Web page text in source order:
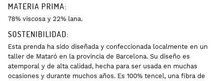
MATERIA PRIMA:
78% viscosa y 22% lana.
SOSTENIBILIDAD:
Esta prenda ha sido diseñada y confeccionada localmente en un
taller de Mataró en la provincia de Barcelona. Su diseño es
atemporal y de alta calidad, hecha para ser usada en muchas
ocasiones y durante muchos años. Es 100% tencel, una fibra de